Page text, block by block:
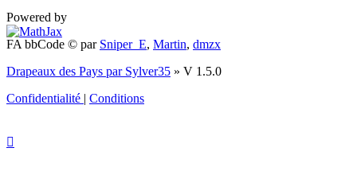
nouvel
Powered by
FA bbCode © par Sniper_E, Martin, dmzx
Drapeaux des Pays par Sylver35 » V 1.5.0
Confidentialité | Conditions